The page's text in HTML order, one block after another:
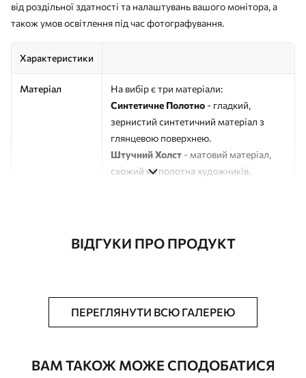
від роздільної здатності та налаштувань вашого монітора, а
також умов освітлення під час фотографування.
Характеристики
Матеріал
На вибір є три матеріали:
Синтетичне Полотно - гладкий,
зернистий синтетичний матеріал з
глянцевою поверхнею.
Штучний Холст - матовий матеріал,
схожий на полотна художників.
Додатково Можна додати лакове покриття.
ВІДГУКИ ПРО ПРОДУКТ
ПЕРЕГЛЯНУТИ ВСЮ ГАЛЕРЕЮ
ВАМ ТАКОЖ МОЖЕ СПОДОБАТИСЯ